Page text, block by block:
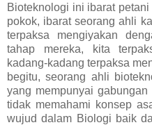
Bioteknologi ini ibarat
pokok, ibarat seorang ahli
terpaksa mengiyakan
tahap mereka, kita
kadang-kadang terpaksa
begitu, seorang ahli
yang mempunyai
tidak memahami konsep
wujud dalam Biologi baik